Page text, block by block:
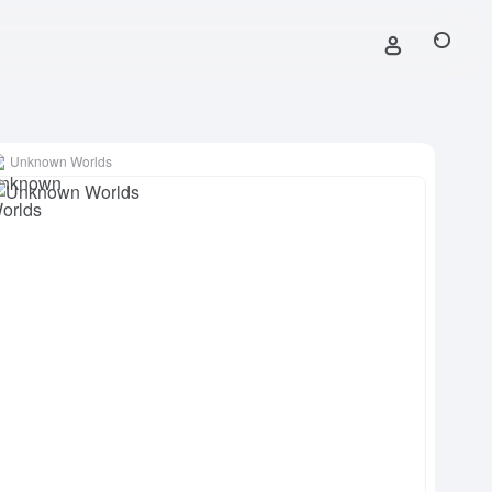
Unknown Worlds